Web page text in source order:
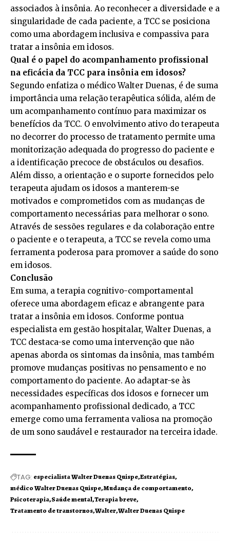
associados à insônia. Ao reconhecer a diversidade e a
singularidade de cada paciente, a TCC se posiciona
como uma abordagem inclusiva e compassiva para
tratar a insônia em idosos.
Qual é o papel do acompanhamento profissional
na eficácia da TCC para insônia em idosos?
Segundo enfatiza o médico Walter Duenas, é de suma
importância uma relação terapêutica sólida, além de
um acompanhamento contínuo para maximizar os
benefícios da TCC. O envolvimento ativo do terapeuta
no decorrer do processo de tratamento permite uma
monitorização adequada do progresso do paciente e
a identificação precoce de obstáculos ou desafios.
Além disso, a orientação e o suporte fornecidos pelo
terapeuta ajudam os idosos a manterem-se
motivados e comprometidos com as mudanças de
comportamento necessárias para melhorar o sono.
Através de sessões regulares e da colaboração entre
o paciente e o terapeuta, a TCC se revela como uma
ferramenta poderosa para promover a saúde do sono
em idosos.
Conclusão
Em suma, a terapia cognitivo-comportamental
oferece uma abordagem eficaz e abrangente para
tratar a insônia em idosos. Conforme pontua
especialista em gestão hospitalar, Walter Duenas, a
TCC destaca-se como uma intervenção que não
apenas aborda os sintomas da insônia, mas também
promove mudanças positivas no pensamento e no
comportamento do paciente. Ao adaptar-se às
necessidades específicas dos idosos e fornecer um
acompanhamento profissional dedicado, a TCC
emerge como uma ferramenta valiosa na promoção
de um sono saudável e restaurador na terceira idade.
TAG: especialista Walter Duenas Quispe Estratégias
médico Walter Duenas Quispe Mudança de comportamento
Psicoterapia Saúde mental Terapia breve
Tratamento de transtornos Walter Walter Duenas Quispe